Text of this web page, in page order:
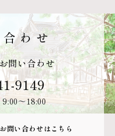
わせ
問い合わせ
9149
〜18:00
問い合わせはこちら